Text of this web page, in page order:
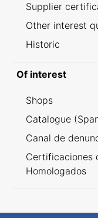
Supplier
Other interest
Historic
Of interest
Shops
Catalogue
Canal de
Certificaciones
Homologados